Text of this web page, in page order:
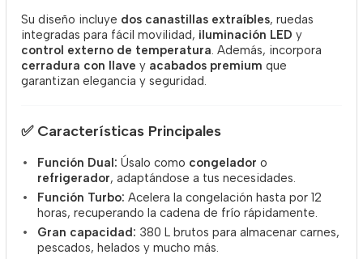
Su diseño incluye dos canastillas extraíbles, ruedas
integradas para fácil movilidad, iluminación LED y
control externo de temperatura. Además, incorpora
cerradura con llave y acabados premium que
garantizan elegancia y seguridad.
✅ Características Principales
Función Dual: Úsalo como congelador o
refrigerador, adaptándose a tus necesidades.
Función Turbo: Acelera la congelación hasta por 12
horas, recuperando la cadena de frío rápidamente.
Gran capacidad: 380 L brutos para almacenar carnes,
pescados, helados y mucho más.